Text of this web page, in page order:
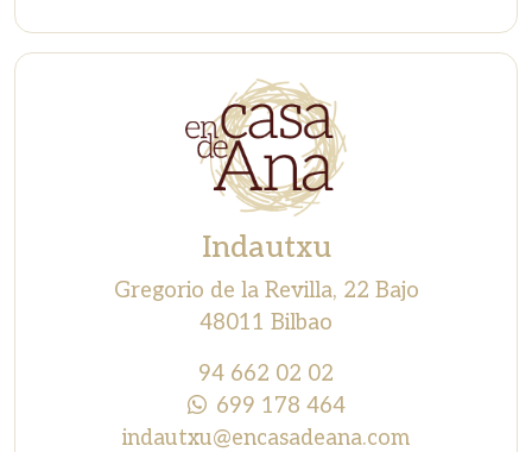
Indautxu
Gregorio de la Revilla, 22 Bajo
48011 Bilbao
94 662 02 02
699 178 464
indautxu@encasadeana.com